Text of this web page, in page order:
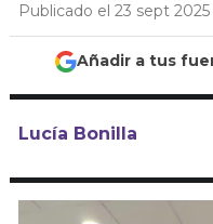
Publicado el 23 sept 2025
Añadir a tus
Lucía Bonilla